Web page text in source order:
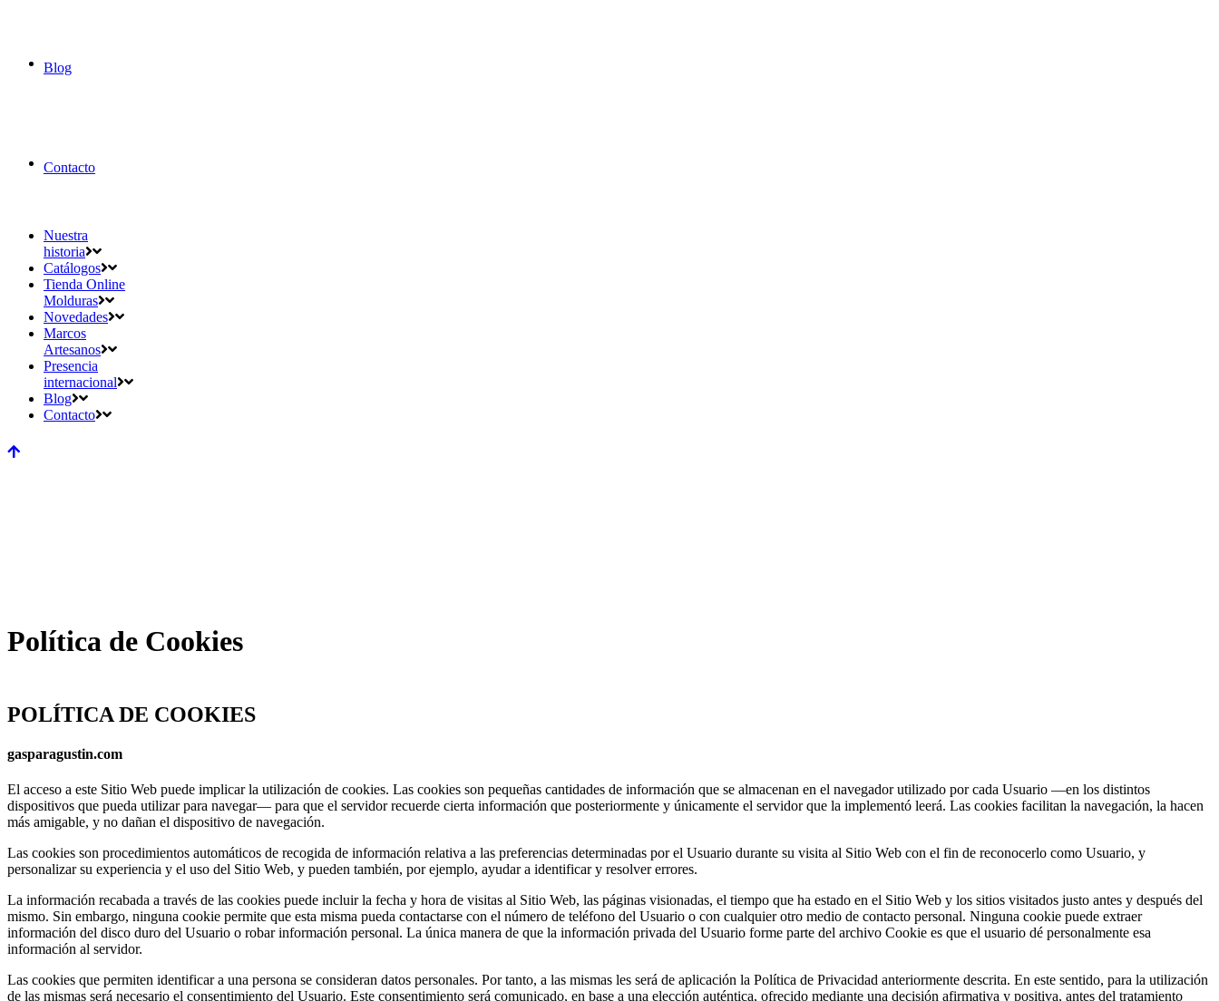
Blog
Contacto
Nuestra
historia
Catálogos
Tienda Online
Molduras
Novedades
Marcos
Artesanos
Presencia
internacional
Blog
Contacto
Política de Cookies
POLÍTICA DE COOKIES
gasparagustin.com
El acceso a este Sitio Web puede implicar la utilización de cookies. Las cookies son pequeñas cantidades de información que se almacenan en el navegador utilizado por cada Usuario —en los distintos
dispositivos que pueda utilizar para navegar— para que el servidor recuerde cierta información que posteriormente y únicamente el servidor que la implementó leerá. Las cookies facilitan la navegación, la hacen
más amigable, y no dañan el dispositivo de navegación.
Las cookies son procedimientos automáticos de recogida de información relativa a las preferencias determinadas por el Usuario durante su visita al Sitio Web con el fin de reconocerlo como Usuario, y
personalizar su experiencia y el uso del Sitio Web, y pueden también, por ejemplo, ayudar a identificar y resolver errores.
La información recabada a través de las cookies puede incluir la fecha y hora de visitas al Sitio Web, las páginas visionadas, el tiempo que ha estado en el Sitio Web y los sitios visitados justo antes y después del
mismo. Sin embargo, ninguna cookie permite que esta misma pueda contactarse con el número de teléfono del Usuario o con cualquier otro medio de contacto personal. Ninguna cookie puede extraer
información del disco duro del Usuario o robar información personal. La única manera de que la información privada del Usuario forme parte del archivo Cookie es que el usuario dé personalmente esa
información al servidor.
Las cookies que permiten identificar a una persona se consideran datos personales. Por tanto, a las mismas les será de aplicación la Política de Privacidad anteriormente descrita. En este sentido, para la utilización
de las mismas será necesario el consentimiento del Usuario. Este consentimiento será comunicado, en base a una elección auténtica, ofrecido mediante una decisión afirmativa y positiva, antes del tratamiento